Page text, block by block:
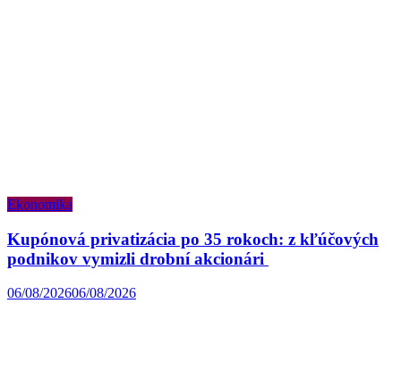
Ekonomika
Kupónová privatizácia po 35 rokoch: z kľúčových
podnikov vymizli drobní akcionári
06/08/202606/08/2026